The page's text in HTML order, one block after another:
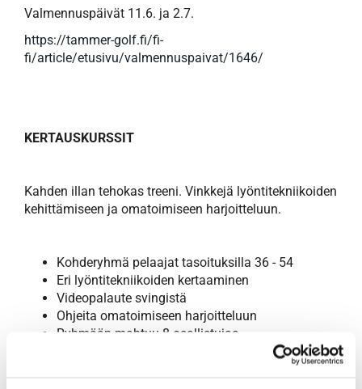
Valmennuspäivät 11.6. ja 2.7.
https://tammer-golf.fi/fi-
fi/article/etusivu/valmennuspaivat/1646/
KERTAUSKURSSIT
Kahden illan tehokas treeni. Vinkkejä lyöntitekniikoiden
kehittämiseen ja omatoimiseen harjoitteluun.
Kohderyhmä pelaajat tasoituksilla 36 - 54
Eri lyöntitekniikoiden kertaaminen
Videopalaute svingistä
Ohjeita omatoimiseen harjoitteluun
Ryhmään mahtuu 8 osallistujaa
Kurssi toteutuu kun osallistujia vähintään 4